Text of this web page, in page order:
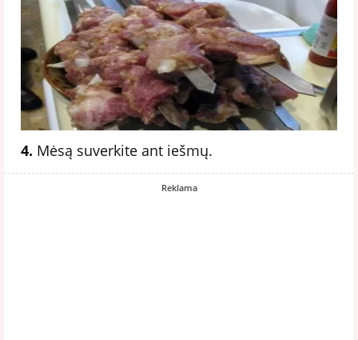
4. Mėsą suverkite ant iešmų.
Reklama